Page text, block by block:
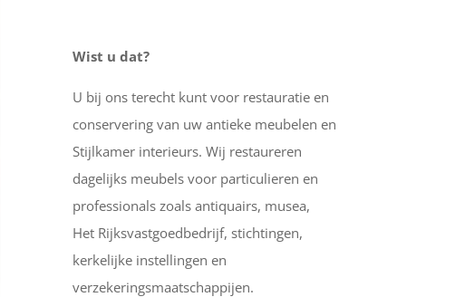
Wist u dat?
U bij ons terecht kunt voor restauratie en
conservering van uw antieke meubelen en
Stijlkamer interieurs. Wij restaureren
dagelijks meubels voor particulieren en
professionals zoals antiquairs, musea,
Het Rijksvastgoedbedrijf, stichtingen,
kerkelijke instellingen en
verzekeringsmaatschappijen.